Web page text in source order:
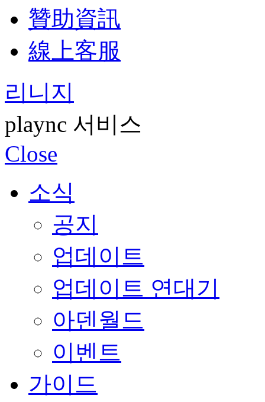
贊助資訊
線上客服
리니지
plaync 서비스
Close
소식
공지
업데이트
업데이트 연대기
아덴월드
이벤트
가이드